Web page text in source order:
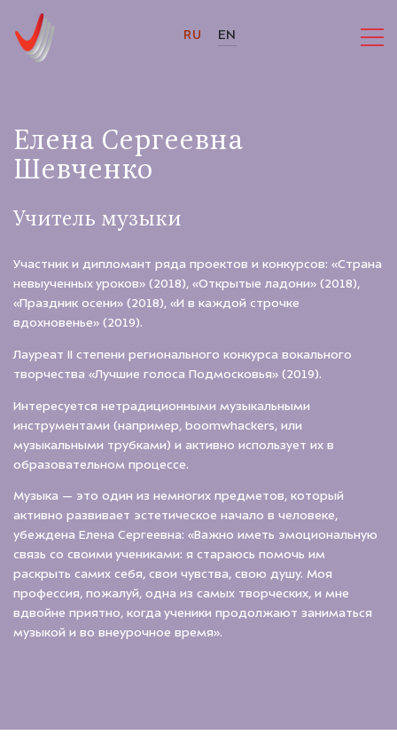
RU EN
Елена Сергеевна
Шевченко
Учитель музыки
Участник и дипломант ряда проектов и конкурсов: «Страна
невыученных уроков» (2018), «Открытые ладони» (2018),
«Праздник осени» (2018), «И в каждой строчке
вдохновенье» (2019).
Лауреат II степени регионального конкурса вокального
творчества «Лучшие голоса Подмосковья» (2019).
Интересуется нетрадиционными музыкальными
инструментами (например, boomwhackers, или
музыкальными трубками) и активно использует их в
образовательном процессе.
Музыка — это один из немногих предметов, который
активно развивает эстетическое начало в человеке,
убеждена Елена Сергеевна: «Важно иметь эмоциональную
связь со своими учениками: я стараюсь помочь им
раскрыть самих себя, свои чувства, свою душу. Моя
профессия, пожалуй, одна из самых творческих, и мне
вдвойне приятно, когда ученики продолжают заниматься
музыкой и во внеурочное время».